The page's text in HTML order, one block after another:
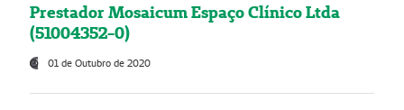
Prestador Mosaicum Espaço Clínico Ltda
(51004352-0)
01 de Outubro de 2020